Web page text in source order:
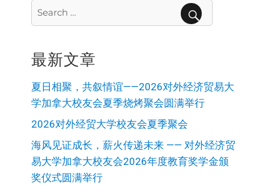
Search
for:
最新文章
夏日相聚，共叙情谊——2026对外经济贸易大
学加拿大校友会夏季烧烤聚会圆满举行
2026对外经贸大学校友会夏季聚会
海风见证成长，薪火传递未来 —— 对外经济贸
易大学加拿大校友会2026年度教育奖学金颁
奖仪式圆满举行